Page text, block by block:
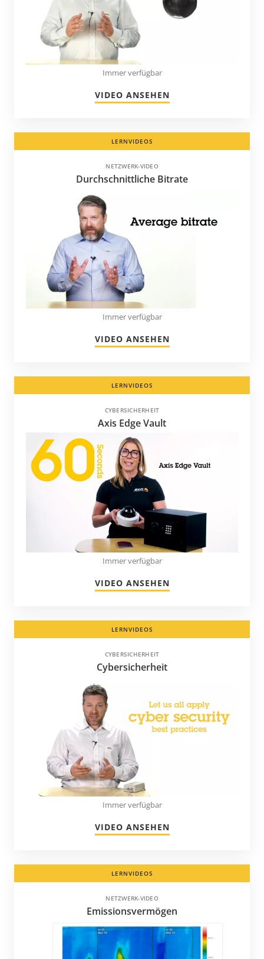
Puerto Rico
Rumänien
Saint-Barthélemy
St. Kitts und Nevis
St. Lucia
St. Vincent und die Grenadinen
Surinam
Südafrika
Trinidad und Tobago
Tschechische Republik
Turks- und Caicosinseln
Türkei
Vietnam
Äthiopien
Immer verfügbar
VIDEO ANSEHEN
LERNVIDEOS
NETZWERK-VIDEO
Durchschnittliche Bitrate
Immer verfügbar
VIDEO ANSEHEN
LERNVIDEOS
CYBERSICHERHEIT
Axis Edge Vault
Immer verfügbar
VIDEO ANSEHEN
LERNVIDEOS
CYBERSICHERHEIT
Cybersicherheit
Immer verfügbar
VIDEO ANSEHEN
LERNVIDEOS
NETZWERK-VIDEO
Emissionsvermögen